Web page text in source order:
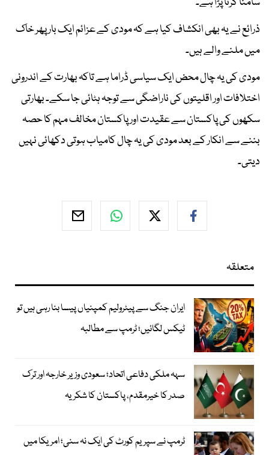
ذرائع نے یہ بھی انکشاف کیا ہے کہ مودی کے عزائم ایک بار پھر خاک
میں ملنے والے ہیں۔
مودی کی یہ چال محض ایک سیاسی ڈراما ہے تاکہ بھارت کے اندرونی
اختلافات اور اقلیتوں کی ناراضگی سے توجہ ہٹائی جا سکے۔ بھارتی
سکھوں کی پاکستان سے عقیدت اور پاکستان مخالف مہم کا حصہ
بننے سے انکار کے بعد مودی کی یہ چال کامیاب ہوتی دکھائی نہیں
دیتی۔
متعلقہ
ایران جنگ سے پیٹرولیم کمپنیاں پیسا بنا رہی ہیں تو
ٹیکس لگائیں؛ ٹرمپ سے مطالبہ
سہہ ملکی دفاعی اتحاد؛ سعودی وزیر خارجہ اور ترک
صدر کا خیرمقدم، پاکستان کا شکریہ
ٹرمپ نے سپریم کورٹ کی ایک نہ سنی؛ امریکا میں